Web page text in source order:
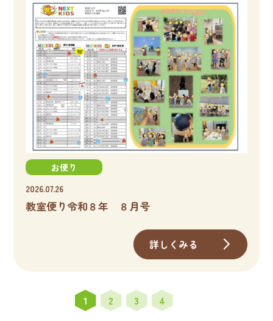
お便り
2026.07.26
教室便り令和８年 ８月号
詳しくみる
1 2 3 4